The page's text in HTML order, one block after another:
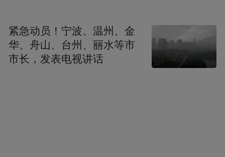
紧急动员！宁波、温州、金
华、舟山、台州、丽水等市
市长，发表电视讲话